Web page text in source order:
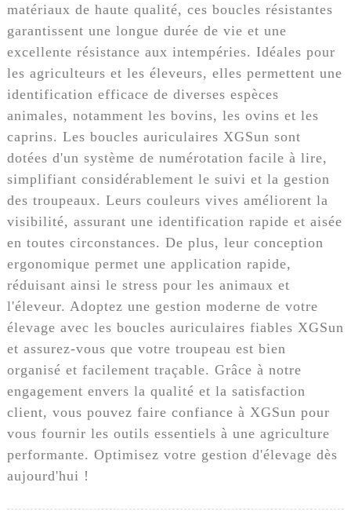
matériaux de haute qualité, ces boucles résistantes
garantissent une longue durée de vie et une
excellente résistance aux intempéries. Idéales pour
les agriculteurs et les éleveurs, elles permettent une
identification efficace de diverses espèces
animales, notamment les bovins, les ovins et les
caprins. Les boucles auriculaires XGSun sont
dotées d'un système de numérotation facile à lire,
simplifiant considérablement le suivi et la gestion
des troupeaux. Leurs couleurs vives améliorent la
visibilité, assurant une identification rapide et aisée
en toutes circonstances. De plus, leur conception
ergonomique permet une application rapide,
réduisant ainsi le stress pour les animaux et
l'éleveur. Adoptez une gestion moderne de votre
élevage avec les boucles auriculaires fiables XGSun
et assurez-vous que votre troupeau est bien
organisé et facilement traçable. Grâce à notre
engagement envers la qualité et la satisfaction
client, vous pouvez faire confiance à XGSun pour
vous fournir les outils essentiels à une agriculture
performante. Optimisez votre gestion d'élevage dès
aujourd'hui !